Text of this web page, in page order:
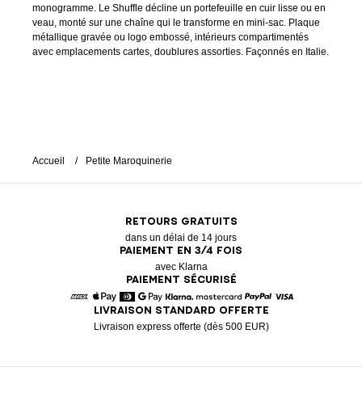
monogramme. Le Shuffle décline un portefeuille en cuir lisse ou en
veau, monté sur une chaîne qui le transforme en mini-sac. Plaque
métallique gravée ou logo embossé, intérieurs compartimentés
avec emplacements cartes, doublures assorties. Façonnés en Italie.
Accueil Petite Maroquinerie
RETOURS GRATUITS
dans un délai de 14 jours
PAIEMENT EN 3/4 FOIS
avec Klarna
PAIEMENT SÉCURISÉ
American Express
Apple Pay
DinersGoogle Pay
Klarna MastercardPaypal
LIVRAISON STANDARD OFFERTE
Livraison express offerte (dès 500 EUR)